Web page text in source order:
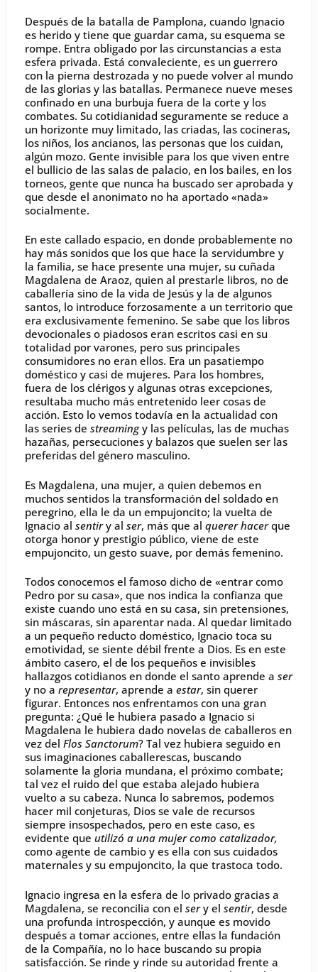
Después de la batalla de Pamplona, cuando Ignacio
es herido y tiene que guardar cama, su esquema se
rompe. Entra obligado por las circunstancias a esta
esfera privada. Está convaleciente, es un guerrero
con la pierna destrozada y no puede volver al mundo
de las glorias y las batallas. Permanece nueve meses
confinado en una burbuja fuera de la corte y los
combates. Su cotidianidad seguramente se reduce a
un horizonte muy limitado, las criadas, las cocineras,
los niños, los ancianos, las personas que los cuidan,
algún mozo. Gente invisible para los que viven entre
el bullicio de las salas de palacio, en los bailes, en los
torneos, gente que nunca ha buscado ser aprobada y
que desde el anonimato no ha aportado «nada»
socialmente.
En este callado espacio, en donde probablemente no
hay más sonidos que los que hace la servidumbre y
la familia, se hace presente una mujer, su cuñada
Magdalena de Araoz, quien al prestarle libros, no de
caballería sino de la vida de Jesús y la de algunos
santos, lo introduce forzosamente a un territorio que
era exclusivamente femenino. Se sabe que los libros
devocionales o piadosos eran escritos casi en su
totalidad por varones, pero sus principales
consumidores no eran ellos. Era un pasatiempo
doméstico y casi de mujeres. Para los hombres,
fuera de los clérigos y algunas otras excepciones,
resultaba mucho más entretenido leer cosas de
acción. Esto lo vemos todavía en la actualidad con
las series de streamingy las películas, las de muchas
hazañas, persecuciones y balazos que suelen ser las
preferidas del género masculino.
Es Magdalena, una mujer, a quien debemos en
muchos sentidos la transformación del soldado en
peregrino, ella le da un empujoncito; la vuelta de
Ignacio al sentiry al ser, más que al querer hacerque
otorga honor y prestigio público, viene de este
empujoncito, un gesto suave, por demás femenino.
Todos conocemos el famoso dicho de «entrar como
Pedro por su casa», que nos indica la confianza que
existe cuando uno está en su casa, sin pretensiones,
sin máscaras, sin aparentar nada. Al quedar limitado
a un pequeño reducto doméstico, Ignacio toca su
emotividad, se siente débil frente a Dios. Es en este
ámbito casero, el de los pequeños e invisibles
hallazgos cotidianos en donde el santo aprende a ser
y no a representar, aprende a estar, sin querer
figurar. Entonces nos enfrentamos con una gran
pregunta: ¿Qué le hubiera pasado a Ignacio si
Magdalena le hubiera dado novelas de caballeros en
vez del Flos Sanctorum? Tal vez hubiera seguido en
sus imaginaciones caballerescas, buscando
solamente la gloria mundana, el próximo combate;
tal vez el ruido del que estaba alejado hubiera
vuelto a su cabeza. Nunca lo sabremos, podemos
hacer mil conjeturas, Dios se vale de recursos
siempre insospechados, pero en este caso, es
evidente que utilizó a una mujer como catalizador,
como agente de cambio y es ella con sus cuidados
maternales y su empujoncito, la que trastoca todo.
Ignacio ingresa en la esfera de lo privado gracias a
Magdalena, se reconcilia con el sery el sentir, desde
una profunda introspección, y aunque es movido
después a tomar acciones, entre ellas la fundación
de la Compañía, no lo hace buscando su propia
satisfacción. Se rinde y rinde su autoridad frente a